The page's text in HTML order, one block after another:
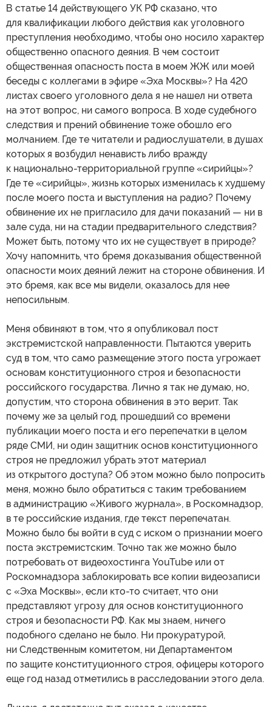
В статье 14 действующего УК РФ сказано, что
для квалификации любого действия как уголовного
преступления необходимо, чтобы оно носило характер
общественно опасного деяния. В чем состоит
общественная опасность поста в моем ЖЖ или моей
беседы с коллегами в эфире «Эха Москвы»? На 420
листах своего уголовного дела я не нашел ни ответа
на этот вопрос, ни самого вопроса. В ходе судебного
следствия и прений обвинение тоже обошло его
молчанием. Где те читатели и радиослушатели, в душах
которых я возбудил ненависть либо вражду
к национально-территориальной группе «сирийцы»?
Где те «сирийцы», жизнь которых изменилась к худшему
после моего поста и выступления на радио? Почему
обвинение их не пригласило для дачи показаний — ни в
зале суда, ни на стадии предварительного следствия?
Может быть, потому что их не существует в природе?
Хочу напомнить, что бремя доказывания общественной
опасности моих деяний лежит на стороне обвинения. И
это бремя, как все мы видели, оказалось для нее
непосильным.
Меня обвиняют в том, что я опубликовал пост
экстремистской направленности. Пытаются уверить
суд в том, что само размещение этого поста угрожает
основам конституционного строя и безопасности
российского государства. Лично я так не думаю, но,
допустим, что сторона обвинения в это верит. Так
почему же за целый год, прошедший со времени
публикации моего поста и его перепечатки в целом
ряде СМИ, ни один защитник основ конституционного
строя не предложил убрать этот материал
из открытого доступа? Об этом можно было попросить
меня, можно было обратиться с таким требованием
в администрацию «Живого журнала», в Роскомнадзор,
в те российские издания, где текст перепечатан.
Можно было бы войти в суд с иском о признании моего
поста экстремистским. Точно так же можно было
потребовать от видеохостинга YouTube или от
Роскомнадзора заблокировать все копии видеозаписи
с «Эха Москвы», если кто-то считает, что они
представляют угрозу для основ конституционного
строя и безопасности РФ. Как мы знаем, ничего
подобного сделано не было. Ни прокуратурой,
ни Следственным комитетом, ни Департаментом
по защите конституционного строя, офицеры которого
еще год назад отметились в расследовании этого дела.